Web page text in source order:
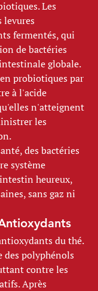
Les
levures
fermentés, qui
de bactéries
globale.
probiotiques par
à l'acide
n'atteignent
les
des bactéries
système
heureux,
sans gaz ni
du thé.
des polyphénols
contre les
Après